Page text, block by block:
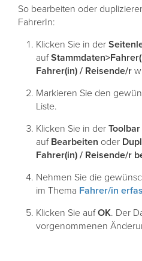
So bearbeiten oder
FahrerIn:
Klicken Sie in der
auf
Fahrer(in) / Reisende/r
Markieren Sie den
Liste.
Klicken Sie in der Toolbar
auf Bearbeiten oder
Fahrer(in) / Reisende/r
Nehmen Sie die
im Thema Fahrer/in
Klicken Sie aufOK. Der
vorgenommenen